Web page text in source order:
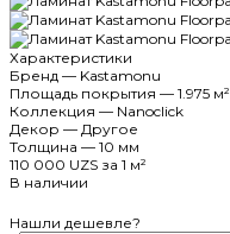
Характеристики
Бренд — Kastamonu
Площадь покрытия — 1.975 м²
Коллекция — Nanoclick
Декор — Другое
Толщина — 10 мм
110 000 UZS за 1 м²
В наличии
Нашли дешевле?